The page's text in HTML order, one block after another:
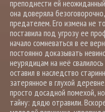
преподнести ей
она доверяла
предателем. Его измена не
поставила под угрозу ее
начало сомневаться в ее
постоянно доказывать
неурядицам на неё
оставил в наследство
затерянное в глухой
просто досадной помехой,
тайну: дядю отравили.